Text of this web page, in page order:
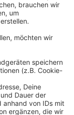
Gohlke vom
festgestellt
Europa,
liegt, ist aber